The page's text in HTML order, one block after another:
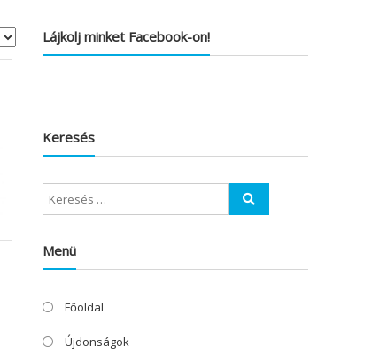
Lájkolj minket Facebook-on!
Keresés
Menü
Főoldal
Újdonságok